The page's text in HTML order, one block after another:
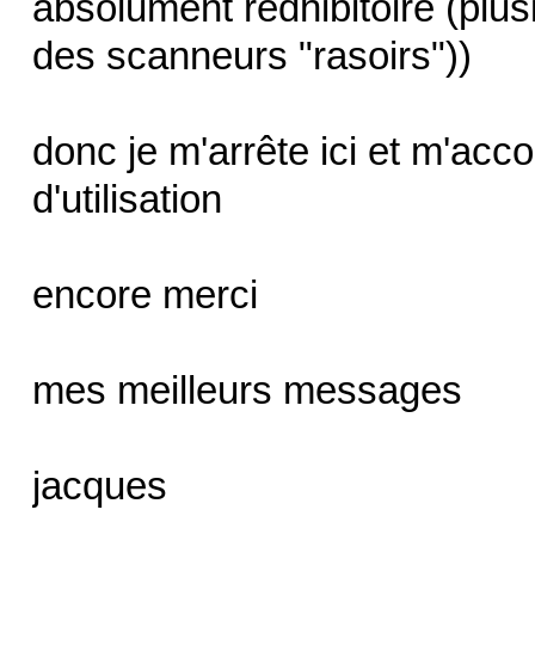
absolument rédhibitoire
des scanneurs "rasoirs"))
donc je m'arrête ici et
d'utilisation
encore merci
mes meilleurs messages
jacques